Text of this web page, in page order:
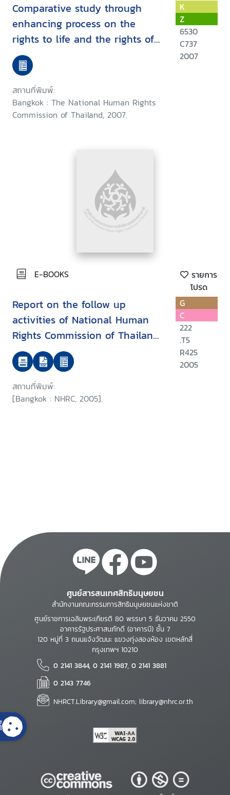
Comparative study through
enhancing process on the
rights to life and the rights of
self-determination for the
internally displaced persons
among the risky areas under
the Thai government policy :
November 2005 - April 2007
สถานที่พิมพ์:
Bangkok : The National Human Rights
Commission of Thailand, 2007.
K
Z
6530
C737
2007
E-BOOKS
รายการ
โปรด
Report on the follow up
activities of National Human
Rights Commission of Thailand
on the APF-Brookings/Bern
project on internally displaced
persons
สถานที่พิมพ์:
[Bangkok : NHRC, 2005].
G
C
222
.T5
R425
2005
ศูนย์สารสนเทศสิทธิมนุษยชน
สำนักงานคณะกรรมการสิทธิมนุษยชนแห่งชาติ
ศูนย์ราชการเฉลิมพระเกียรติ 80 พรรษา 5 ธันวาคม 2550
อาคารรัฐประศาสนภักดี (อาคารบี) ชั้น 7
120 หมู่ที่ 3 ถนนแจ้งวัฒนะ แขวงทุ่งสองห้อง เขตหลักสี่
กรุงเทพฯ 10210
0 2141 3844, 0 2141 1987, 0 2141 3881
0 2143 7746
NHRCT.Library@gmail.com; library@nhrc.or.th